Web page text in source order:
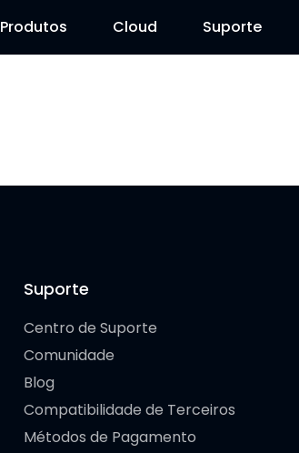
Produtos Cloud Suporte
Blog
Suporte
Centro de Suporte
Comunidade
Blog
Compatibilidade de Terceiros
Métodos de Pagamento